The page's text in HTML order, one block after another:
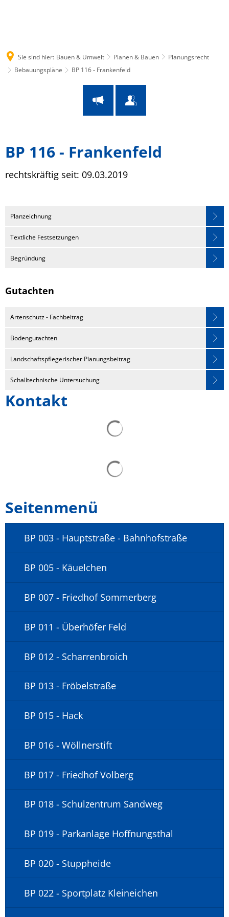
Sie sind hier: Bauen & Umwelt Planen & Bauen
Planungsrecht
Bebauungspläne
BP 116 - Frankenfeld
BP
116
Frankenfeld
BP 116 - Frankenfeld
rechtskräftig seit: 09.03.2019
Planzeichnung
Textliche Festsetzungen
Begründung
Gutachten
Artenschutz - Fachbeitrag
Bodengutachten
Landschaftspflegerischer Planungsbeitrag
Schalltechnische Untersuchung
Kontakt
Seitenmenü
BP 003 - Hauptstraße - Bahnhofstraße
BP 005 - Käuelchen
BP 007 - Friedhof Sommerberg
BP 011 - Überhöfer Feld
BP 012 - Scharrenbroich
BP 013 - Fröbelstraße
BP 015 - Hack
BP 016 - Wöllnerstift
BP 017 - Friedhof Volberg
BP 018 - Schulzentrum Sandweg
BP 019 - Parkanlage Hoffnungsthal
BP 020 - Stuppheide
BP 022 - Sportplatz Kleineichen